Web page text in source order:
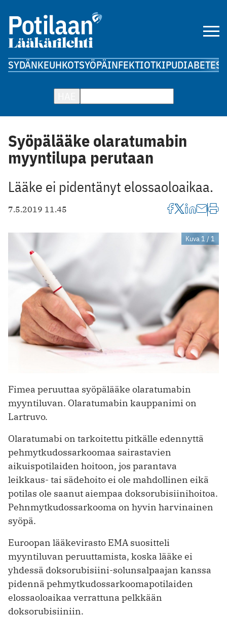
SYDÄNKEUHKOTSYÖPÄINFEKTIOTKIPUDIABETES
Syöpälääke olaratumabin
myyntilupa perutaan
Lääke ei pidentänyt elossaoloaikaa.
7.5.2019 11.45
Kuva 1 / 1
Fimea peruuttaa syöpälääke olaratumabin
myyntiluvan. Olaratumabin kauppanimi on
Lartruvo.
Olaratumabi on tarkoitettu pitkälle edennyttä
pehmytkudossarkoomaa sairastavien
aikuispotilaiden hoitoon, jos parantava
leikkaus- tai sädehoito ei ole mahdollinen eikä
potilas ole saanut aiempaa doksorubisiinihoitoa.
Pehnmytkudossarkooma on hyvin harvinainen
syöpä.
Euroopan lääkevirasto EMA suositteli
myyntiluvan peruuttamista, koska lääke ei
yhdessä doksorubisiini-solunsalpaajan kanssa
pidennä pehmytkudossarkoomapotilaiden
elossaoloaikaa verrattuna pelkkään
doksorubisiiniin.